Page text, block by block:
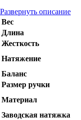
Развернуть описание
Вес
Длина
Жесткость
Натяжение
Баланс
Размер ручки
Материал
Заводская натяжка